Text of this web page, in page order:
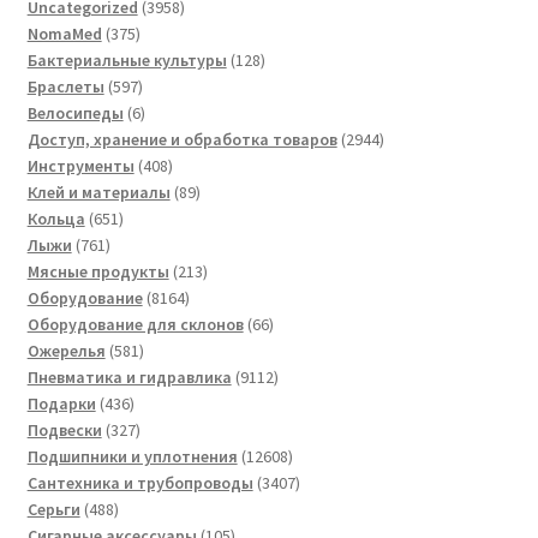
Uncategorized 39583958
NomaMed 375375
товаров
Бактериальные культуры 128128
Браслеты 597597
товаров
Велосипеды 66
товаров
Доступ, хранение и обработка товаров 29442944
Инструменты 408408
товаров
Клей и материалы 8989
Кольца 651651
Лыжи 761761
товар
Мясные продукты 213213
Оборудование 81648164
товара
Оборудование для склонов 6666
Ожерелья 581581
товар
Пневматика и гидравлика 91129112
Подарки 436436
товаров
Подвески 327327
товаров
Подшипники и уплотнения 1260812608
товаров
Сантехника и трубопроводы 34073407
Серьги 488488